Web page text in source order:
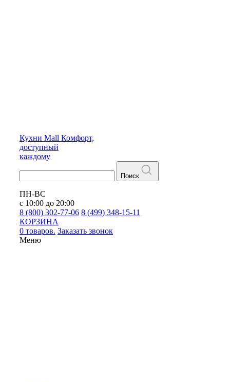
Кухни Mall Комфорт,
доступный
каждому
Поиск
ПН-ВС
с 10:00 до 20:00
8 (800) 302-77-06 8 (499) 348-15-11
КОРЗИНА
0 товаров. Заказать звонок
Меню